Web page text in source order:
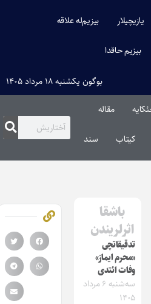
یازیچیلار بیزیم‌له علاقه
بیزیم حاقدا
بوگون یکشنبه ۱۸ مرداد ۱۴۰۵
مقاله‌
کیتاب سند
باشقا
اثرلریندن
تدقیقاتچی
«محرم ایماز»
وفات ائتدی
سه‌شنبه ۶ مرداد
۱۴۰۵